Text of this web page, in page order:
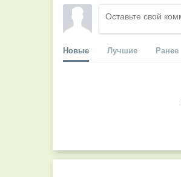
Новые Лучшие Ранее